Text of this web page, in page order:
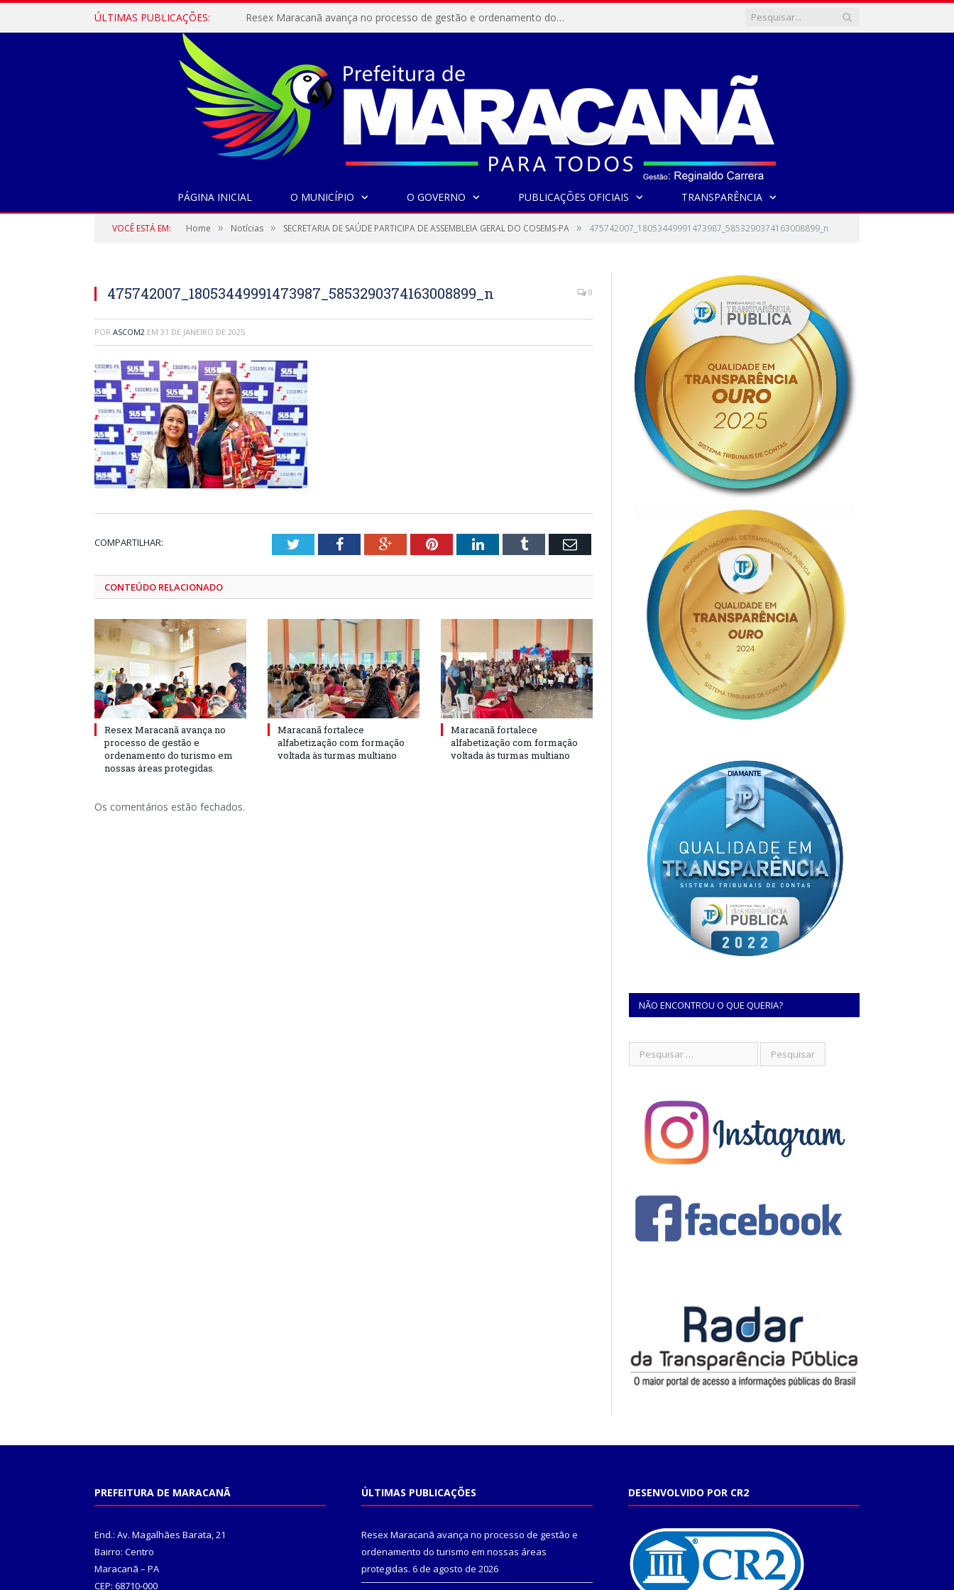
ÚLTIMAS PUBLICAÇÕES: Resex Maracanã avança no processo de gestão e ordenamento do turismo em nossas áreas protegidas.
PÁGINA INICIAL O MUNICÍPIO O GOVERNO PUBLICAÇÕES OFICIAIS TRANSPARÊNCIA
VOCÊ ESTÁ EM: Home » Notícias » SECRETARIA DE SAÚDE PARTICIPA DE ASSEMBLEIA GERAL DO COSEMS-PA » 475742007_18053449991473987_5853290374163008899_n
475742007_18053449991473987_5853290374163008899_n 0
POR ASCOM2 EM 31 DE JANEIRO DE 2025
COMPARTILHAR: TwitterFacebookGoogle+PinterestLinkedInTumblr Email
CONTEÚDO RELACIONADO
Resex Maracanã avança no
processo de gestão e
ordenamento do turismo em
nossas áreas protegidas.
Maracanã fortalece
alfabetização com formação
voltada às turmas multiano
Maracanã fortalece
alfabetização com formação
voltada às turmas multiano
Os comentários estão fechados.
NÃO ENCONTROU O QUE QUERIA?
PREFEITURA DE MARACANÃ
End.: Av. Magalhães Barata, 21
Bairro: Centro
Maracanã – PA
CEP: 68710-000
ÚLTIMAS PUBLICAÇÕES
Resex Maracanã avança no processo de gestão e
ordenamento do turismo em nossas áreas
protegidas. 6 de agosto de 2026
DESENVOLVIDO POR CR2